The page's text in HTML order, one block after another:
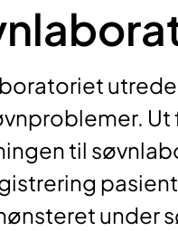
til
under